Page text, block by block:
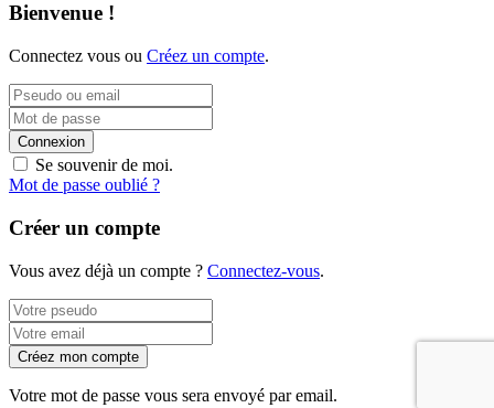
Bienvenue !
Connectez vous ou Créez un compte.
Connexion
Se souvenir de moi.
Mot de passe oublié ?
Créer un compte
Vous avez déjà un compte ? Connectez-vous.
Créez mon compte
Votre mot de passe vous sera envoyé par email.